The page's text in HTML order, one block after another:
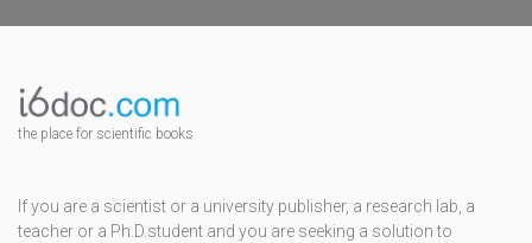
the place for scientific books
If you are a scientist or a university publisher, a research lab, a
teacher or a Ph.D.student and you are seeking a solution to